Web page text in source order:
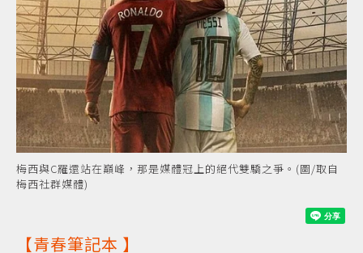
梅西與C羅還站在巔峰，那是媒體冠上的絕代雙驕之爭。(圖/取自
梅西社群媒體)
【青春筆記本 】